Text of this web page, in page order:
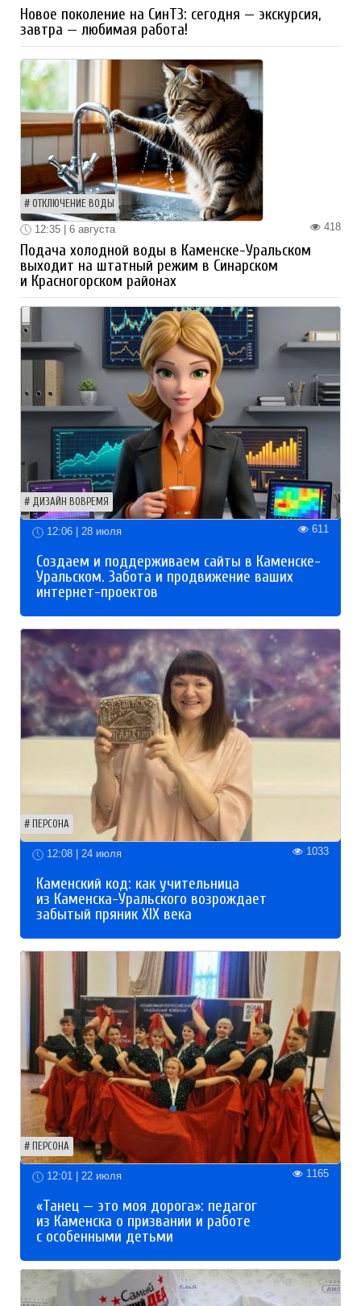
Новое поколение на СинТЗ: сегодня — экскурсия,
завтра — любимая работа!
ОТКЛЮЧЕНИЕ ВОДЫ
418
12:35 | 6 августа
Подача холодной воды в Каменске-Уральском
выходит на штатный режим в Синарском
и Красногорском районах
ДИЗАЙН ВОВРЕМЯ
12:06 | 28 июля 611
Создаем и поддерживаем сайты в Каменске-
Уральском. Забота и продвижение ваших
интернет-проектов
ПЕРСОНА
12:08 | 24 июля 1033
Каменский код: как учительница
из Каменска-Уральского возрождает
забытый пряник XIX века
ПЕРСОНА
12:01 | 22 июля 1165
«Танец — это моя дорога»: педагог
из Каменска о призвании и работе
с особенными детьми